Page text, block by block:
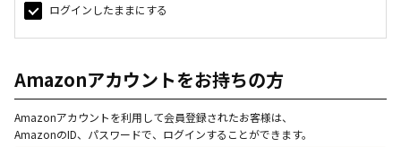
ログインしたままにする
Amazonアカウントをお持ちの方
Amazonアカウントを利用して会員登録されたお客様は、
AmazonのID、パスワードで、ログインすることができます。